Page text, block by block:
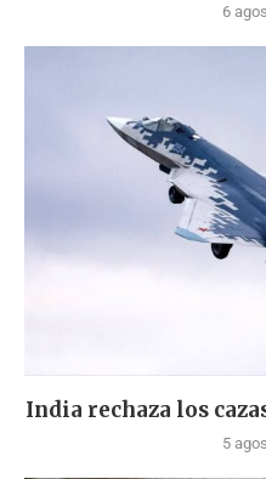
6
India rechaza los
5